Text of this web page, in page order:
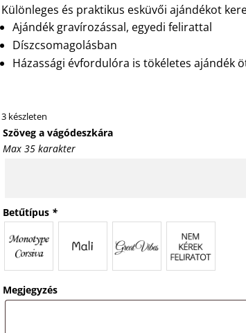
Különleges és praktikus esküvői ajándékot
Ajándék gravírozással, egyedi felirattal
Díszcsomagolásban
Házassági évfordulóra is tökéletes ajándék
3 készleten
Szöveg a vágódeszkára
Max 35 karakter
Betűtípus *
Megjegyzés